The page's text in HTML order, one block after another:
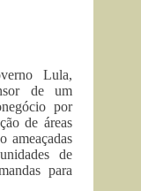
Lula,
de um
por
de áreas
ameaçadas
de
para